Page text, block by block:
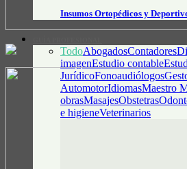
Insumos Ortopédicos y
TodoAbogadosContadores
imagenEstudio contable
JurídicoFonoaudiólogos
AutomotorIdiomasMaestro
obrasMasajesObstetras
e higieneVeterinarios